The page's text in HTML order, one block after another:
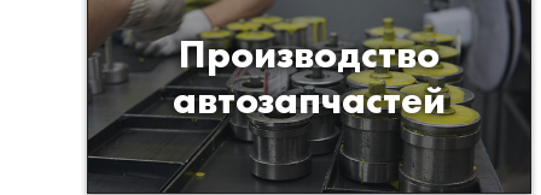
Производство
автозапчастей
Разработка и
производство деталей из
эластомеров для подвески
автомобиля